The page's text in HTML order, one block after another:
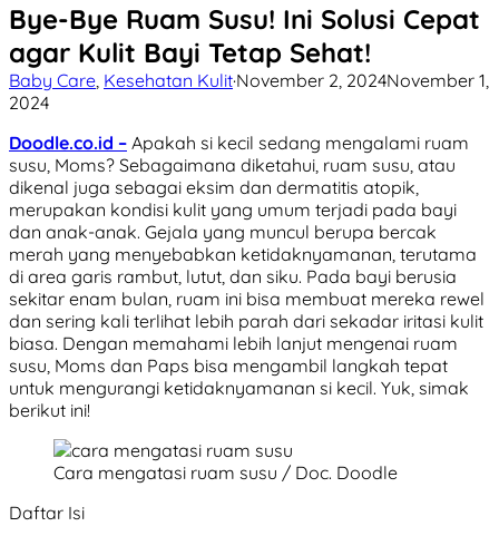
Bye-Bye Ruam Susu! Ini Solusi Cepat
agar Kulit Bayi Tetap Sehat!
Baby Care Kesehatan Kulit·November 2, 2024November 1,
2024
Doodle.co.id – Apakah si kecil sedang mengalami ruam
susu, Moms? Sebagaimana diketahui, ruam susu, atau
dikenal juga sebagai eksim dan dermatitis atopik,
merupakan kondisi kulit yang umum terjadi pada bayi
dan anak-anak. Gejala yang muncul berupa bercak
merah yang menyebabkan ketidaknyamanan, terutama
di area garis rambut, lutut, dan siku. Pada bayi berusia
sekitar enam bulan, ruam ini bisa membuat mereka rewel
dan sering kali terlihat lebih parah dari sekadar iritasi kulit
biasa. Dengan memahami lebih lanjut mengenai ruam
susu, Moms dan Paps bisa mengambil langkah tepat
untuk mengurangi ketidaknyamanan si kecil. Yuk, simak
berikut ini!
Cara mengatasi ruam susu / Doc. Doodle
Daftar Isi